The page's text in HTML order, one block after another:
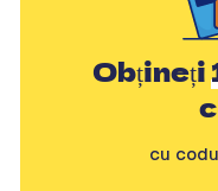
Obțineți
cu